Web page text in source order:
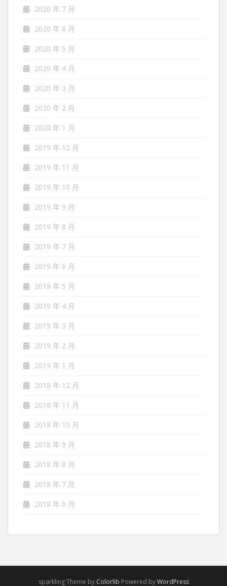
2020 年 7 月
2020 年 6 月
2020 年 5 月
2020 年 4 月
2020 年 3 月
2020 年 2 月
2020 年 1 月
2019 年 12 月
2019 年 11 月
2019 年 10 月
2019 年 9 月
2019 年 8 月
2019 年 7 月
2019 年 6 月
2019 年 5 月
2019 年 4 月
2019 年 3 月
2019 年 2 月
2019 年 1 月
2018 年 12 月
2018 年 11 月
2018 年 10 月
2018 年 9 月
2018 年 8 月
2018 年 7 月
2018 年 6 月
sparkling Theme by Colorlib Powered byWordPress